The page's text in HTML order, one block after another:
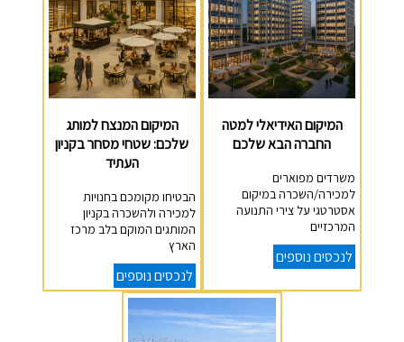
המיקום האידיאלי למטה
החברה הבא שלכם
משרדים מפוארים
למכירה/השכרה במיקום
אסטרטגי על צירי התנועה
המרכזיים
לנכסים נוספים
המיקום המנצח למותג
שלכם: שטחי מסחר בקניון
העתיד
הבטיחו מקומכם בחנויות
למכירה ולהשכרה בקניון
המותגים המוקם בלב מרכז
הארץ
לנכסים נוספים